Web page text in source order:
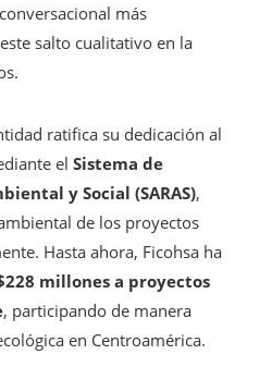
más
salto cualitativo en la
ratifica su dedicación al
el Sistema de
y Social (SARAS),
de los proyectos
Hasta ahora, Ficohsa ha
millones a proyectos
, participando de manera
en Centroamérica.